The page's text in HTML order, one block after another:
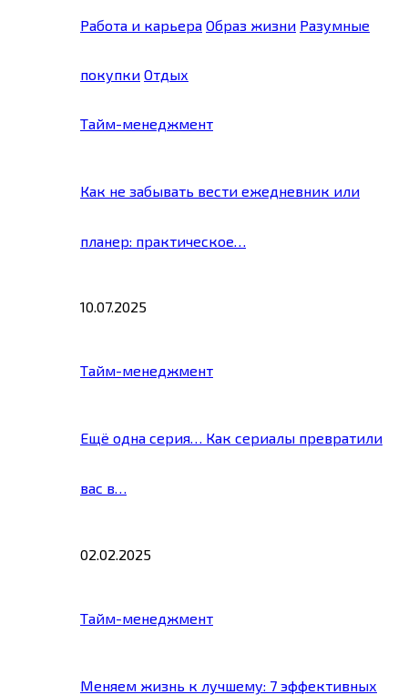
Работа и карьера Образ жизни Разумные
покупки Отдых
Тайм-менеджмент
Как не забывать вести ежедневник или
планер: практическое…
10.07.2025
Тайм-менеджмент
Ещё одна серия… Как сериалы превратили
вас в…
02.02.2025
Тайм-менеджмент
Меняем жизнь к лучшему: 7 эффективных